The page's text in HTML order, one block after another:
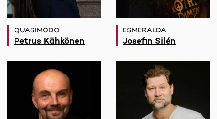
QUASIMODO
Petrus Kähkönen
ESMERALDA
Josefin Silén